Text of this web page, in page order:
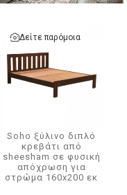
Δείτε παρόμοια
Soho ξύλινο διπλό
κρεβάτι από
sheesham σε φυσική
απόχρωση για
στρώμα 160x200 εκ